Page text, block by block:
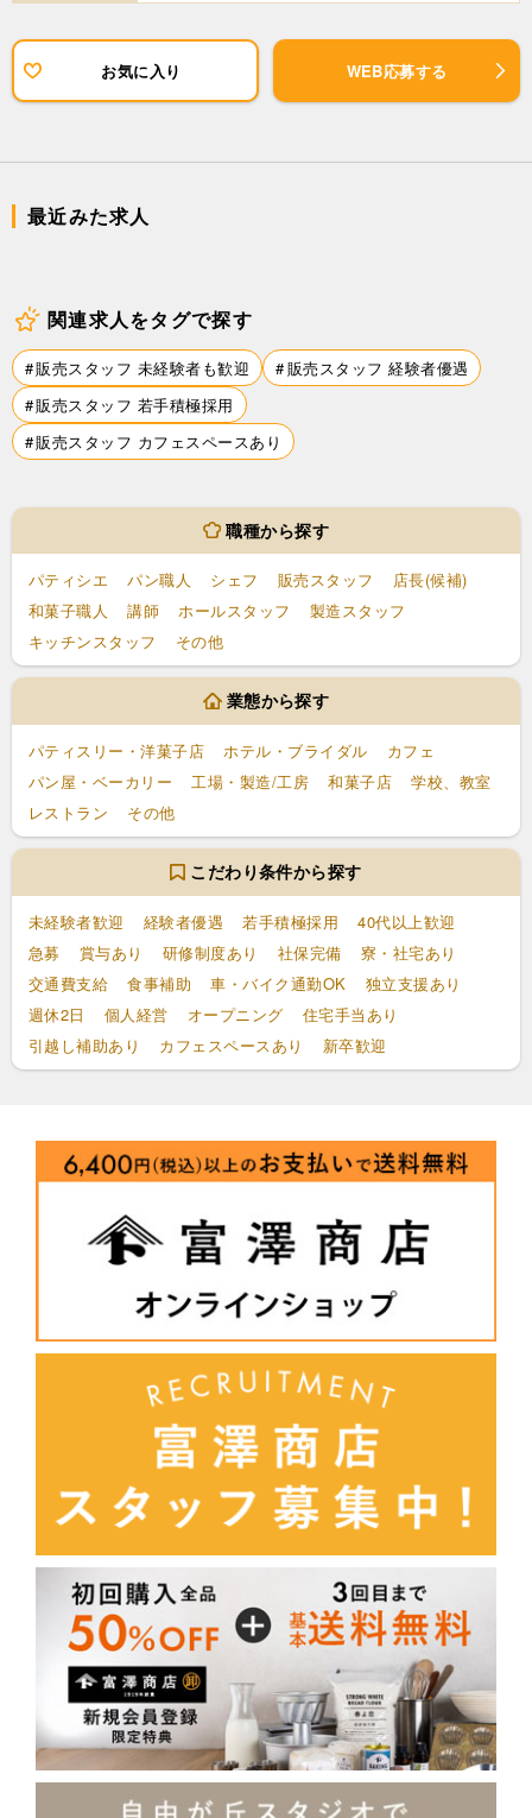
お気に入り WEB応募する
最近みた求人
関連求人をタグで探す
販売スタッフ 未経験者も歓迎
販売スタッフ 経験者優遇
販売スタッフ 若手積極採用
販売スタッフ カフェスペースあり
職種から探す
パティシエ パン職人 シェフ 販売スタッフ
店長(候補)
和菓子職人
講師 ホールスタッフ
製造スタッフ
キッチンスタッフ
その他
業態から探す
パティスリー・洋菓子店 ホテル・ブライダル
カフェ
パン屋・ベーカリー
工場・製造/工房 和菓子店
学校、教室
レストラン
その他
こだわり条件から探す
未経験者歓迎 経験者優遇 若手積極採用
40代以上歓迎
急募
賞与あり 研修制度あり 社保完備
寮・社宅あり
交通費支給
食事補助 車・バイク通勤OK
独立支援あり
週休2日
個人経営 オープニング
住宅手当あり
引越し補助あり
カフェスペースあり 新卒歓迎